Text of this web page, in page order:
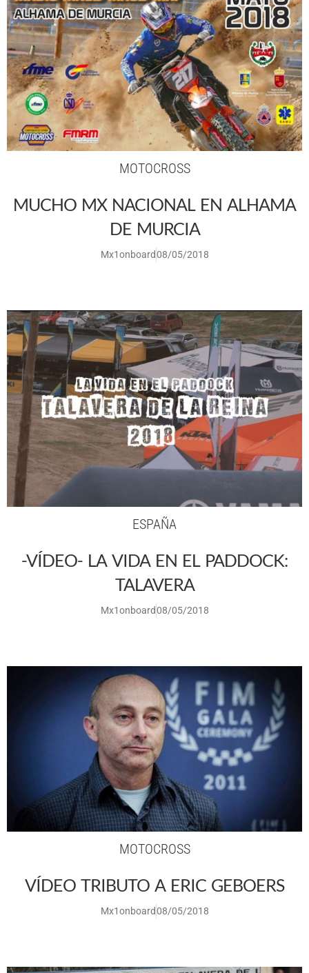
MOTOCROSS
MUCHO MX NACIONAL EN ALHAMA
DE MURCIA
Mx1onboard08/05/2018
ESPAÑA
-VÍDEO- LA VIDA EN EL PADDOCK:
TALAVERA
Mx1onboard08/05/2018
MOTOCROSS
VÍDEO TRIBUTO A ERIC GEBOERS
Mx1onboard08/05/2018